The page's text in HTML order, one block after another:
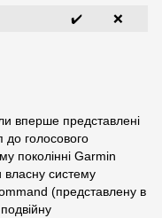
✔️ ❌
вперше представлені
до голосового
поколінні Garmin
систему
(представлену в